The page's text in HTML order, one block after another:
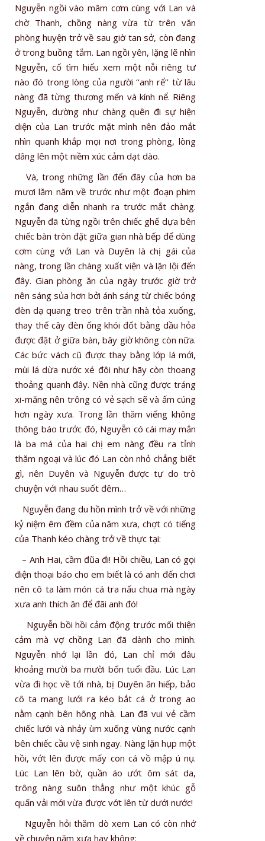
Nguyễn ngồi vào mâm cơm cùng với Lan và
chờ Thanh, chồng nàng vừa từ trên văn
phòng huyện trở về sau giờ tan sở, còn đang
ở trong buồng tắm. Lan ngồi yên, lặng lẽ nhìn
Nguyễn, cố tìm hiểu xem một nỗi riêng tư
nào đó trong lòng của người ‘‘anh rể’’ từ lâu
nàng đã từng thương mến và kính nể. Riêng
Nguyễn, dường như chàng quên đi sự hiện
diện của Lan trước mặt mình nên đảo mắt
nhìn quanh khắp mọi nơi trong phòng, lòng
dâng lên một niềm xúc cảm dạt dào.
Và, trong những lần đến đây của hơn ba
mươi lăm năm về trước như một đoạn phim
ngắn đang diễn nhanh ra trước mắt chàng.
Nguyễn đã từng ngồi trên chiếc ghế dựa bên
chiếc bàn tròn đặt giữa gian nhà bếp để dùng
cơm cùng với Lan và Duyên là chị gái của
nàng, trong lần chàng xuất viện và lặn lội đến
đây. Gian phòng ăn của ngày trước giờ trở
nên sáng sủa hơn bởi ánh sáng từ chiếc bóng
đèn dạ quang treo trên trần nhà tỏa xuống,
thay thế cây đèn ống khói đốt bằng dầu hỏa
được đặt ở giữa bàn, bây giờ không còn nữa.
Các bức vách cũ được thay bằng lớp lá mới,
mùi lá dừa nước xé đôi như hãy còn thoang
thoảng quanh đây. Nền nhà cũng được tráng
xi-măng nên trông có vẻ sạch sẽ và ấm cúng
hơn ngày xưa. Trong lần thăm viếng không
thông báo trước đó, Nguyễn có cái may mắn
là ba má của hai chị em nàng đều ra tỉnh
thăm ngoại và lúc đó Lan còn nhỏ chẳng biết
gì, nên Duyên và Nguyễn được tự do trò
chuyện với nhau suốt đêm…
Nguyễn đang du hồn mình trở về với những
kỷ niệm êm đềm của năm xưa, chợt có tiếng
của Thanh kéo chàng trở về thực tại:
– Anh Hai, cầm đũa đi! Hồi chiều, Lan có gọi
điện thoại báo cho em biết là có anh đến chơi
nên cô ta làm món cá tra nấu chua mà ngày
xưa anh thích ăn để đãi anh đó!
Nguyễn bồi hồi cảm động trước mối thiện
cảm mà vợ chồng Lan đã dành cho mình.
Nguyễn nhớ lại lần đó, Lan chỉ mới đâu
khoảng mười ba mười bốn tuổi đầu. Lúc Lan
vừa đi học về tới nhà, bị Duyên ăn hiếp, bảo
cô ta mang lưới ra kéo bắt cá ở trong ao
nằm cạnh bên hông nhà. Lan đã vui vẻ cầm
chiếc lưới và nhảy ùm xuống vùng nước cạnh
bên chiếc cầu vệ sinh ngay. Nàng lặn hụp một
hồi, vớt lên được mấy con cá vồ mập ú nụ.
Lúc Lan lên bờ, quần áo ướt ôm sát da,
trông nàng suôn thẳng như một khúc gỗ
quấn vải mới vừa được vớt lên từ dưới nước!
Nguyễn hỏi thăm dò xem Lan có còn nhớ
về chuyện năm xưa hay không: